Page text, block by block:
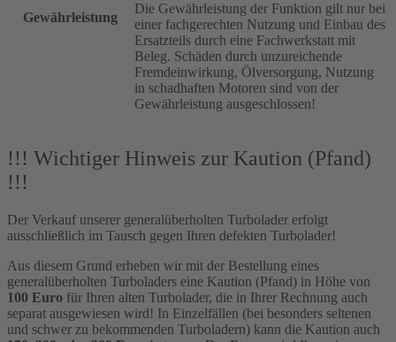
Gewährleistung
Die Gewährleistung der Funktion gilt nur bei
einer fachgerechten Nutzung und Einbau des
Ersatzteils durch eine Fachwerkstatt mit
Beleg. Schäden durch unzureichende
Fremdeinwirkung, Ölversorgung, Nutzung
in schadhaften Motoren sind von der
Gewährleistung ausgeschlossen!
!!! Wichtiger Hinweis zur Kaution (Pfand)
!!!
Der Verkauf unserer generalüberholten Turbolader erfolgt
ausschließlich im Tausch gegen Ihren defekten Turbolader!
Aus diesem Grund erheben wir mit der Bestellung eines
generalüberholten Turboladers eine Kaution (Pfand) in Höhe von
100 Euro für Ihren alten Turbolader, die in Ihrer Rechnung auch
separat ausgewiesen wird! In Einzelfällen (bei besonders seltenen
und schwer zu bekommenden Turboladern) kann die Kaution auch